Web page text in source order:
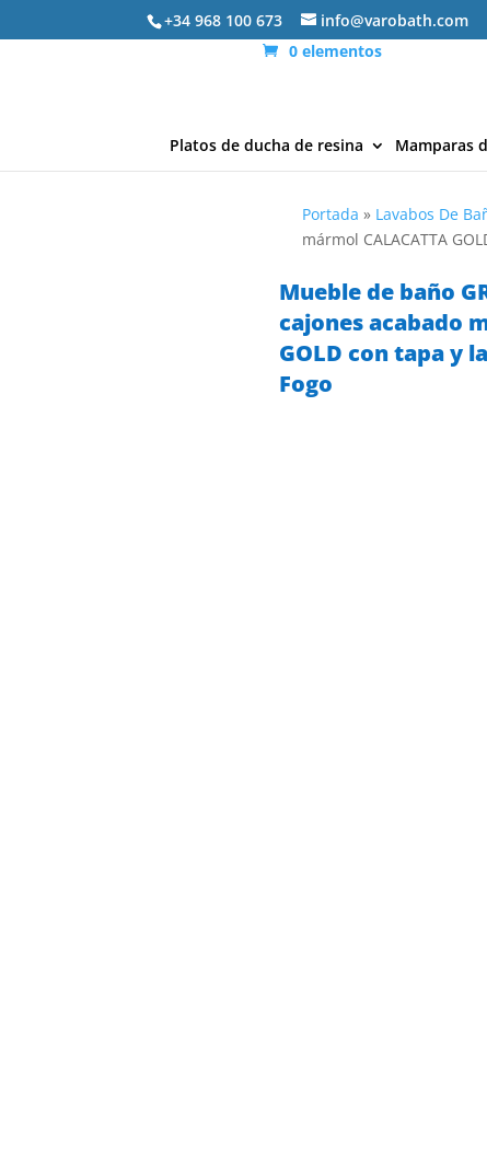
+34 968 100 673 info@varobath.com
0 elementos
Platos de ducha de resina Mamparas
Portada » Lavabos De
mármol CALACATTA
Mueble de baño
cajones acabado
GOLD con tapa y
Fogo